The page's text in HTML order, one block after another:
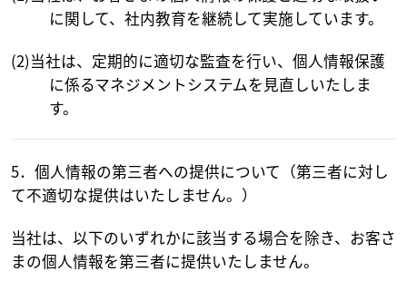
に関して、社内教育を継続して実施しています。
(2)当社は、定期的に適切な監査を行い、個人情報保護
に係るマネジメントシステムを見直しいたしま
す。
5．個人情報の第三者への提供について（第三者に対し
て不適切な提供はいたしません。）
当社は、以下のいずれかに該当する場合を除き、お客さ
まの個人情報を第三者に提供いたしません。